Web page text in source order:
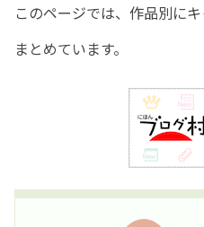
このページでは、作品別に
まとめています。